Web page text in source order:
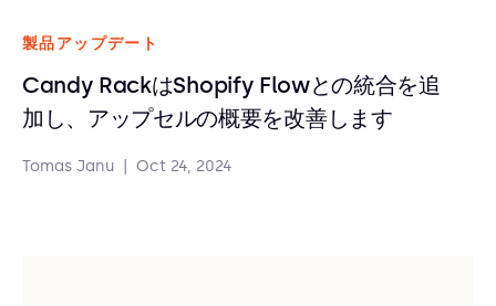
製品アップデート
Candy RackはShopify Flowとの統合を追
加し、アップセルの概要を改善します
Tomas Janu Oct 24, 2024